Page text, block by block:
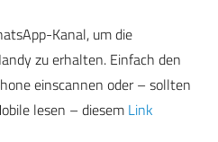
Kanal, um die
zu erhalten. Einfach den
einscannen oder – sollten
lesen – diesem Link